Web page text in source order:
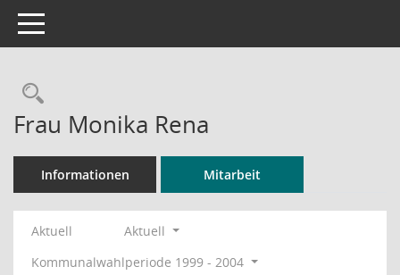
Toggle navigation
Rechercheauswahl
Frau Monika Rena
Informationen Mitarbeit
Aktuell
Aktuell
Kommunalwahlperiode 1999 - 2004